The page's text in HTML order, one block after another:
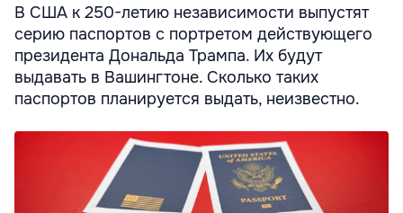
В США к 250-летию независимости выпустят
серию паспортов с портретом действующего
президента Дональда Трампа. Их будут
выдавать в Вашингтоне. Сколько таких
паспортов планируется выдать, неизвестно.